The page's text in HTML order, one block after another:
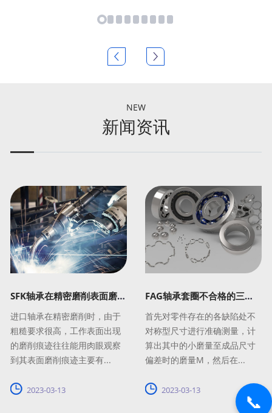
NEW
新闻资讯
SFK轴承在精密磨削表面磨削痕迹
进口轴承在精密磨削时，由于
粗糙要求很高，工作表面出现
的磨削痕迹往往能用肉眼观察
到其表面磨削痕迹主要有...
2023-03-13
FAG轴承套圈不合格的三种解决方法
首先对零件存在的各缺陷处不
对称型尺寸进行准确测量，计
算出其中的小磨量至成品尺寸
偏差时的磨量M，然后在...
2023-03-13